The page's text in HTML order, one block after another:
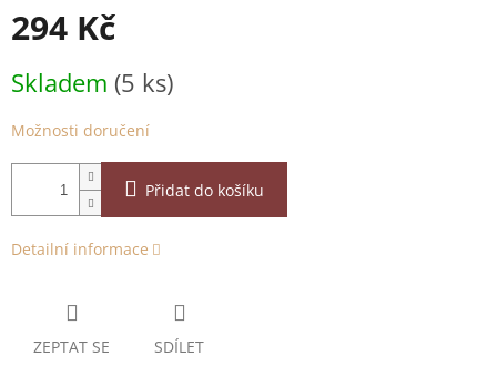
294 Kč
cena:
Skladem (5 ks)
Možnosti doručení
Přidat do košíku
Detailní informace
ZEPTAT SE SDÍLET